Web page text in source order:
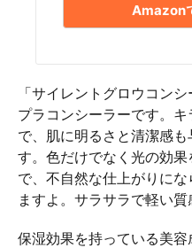
Amazon
「サイレントグロウコン
プラコンシーラーです。
で、肌に明るさと清潔感
す。色だけでなく光の効
で、不自然な仕上がりに
ますよ。サラサラで軽い質
保湿効果を持っている美